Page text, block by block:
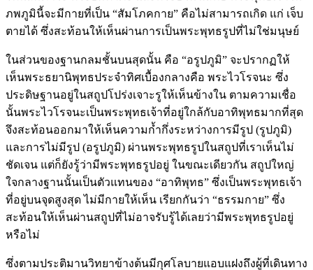
ภพภูมินี้จะมีกายที่เป็น “สัมโภคกาย” คือไม่สามารถเกิด แก่ เจ็บ
ตายได้ ซึ่งสะท้อนให้เห็นผ่านการเป็นพระพุทธรูปที่ไม่ใช่มนุษย์
ในส่วนของฐานกลมชั้นบนสุดนั้น คือ “อรูปภูมิ” จะปรากฏให้
เห็นพระธยานิพุทธประจำทิศเบื้องกลางคือ พระไวโรจนะ ซึ่ง
ประดิษฐานอยู่ในสถูปโปร่งเจาะรูให้เห็นข้างใน ตามความเชื่อ
นั้นพระไวโรจนะเป็นพระพุทธเจ้าที่อยู่ใกล้กับอาทิพุทธมากที่สุด
จึงสะท้อนออกมาให้เห็นความก้ำกึ่งระหว่างการมีรูป (รูปภูมิ)
และการไม่มีรูป (อรูปภูมิ) ผ่านพระพุทธรูปในสถูปที่เราเห็นไม่
ชัดเจน แต่ก็ยังรู้ว่ามีพระพุทธรูปอยู่ ในขณะเดียวกัน สถูปใหญ่
ใจกลางฐานนั้นเป็นตัวแทนของ “อาทิพุทธ” ซึ่งเป็นพระพุทธเจ้า
ที่อยู่บนจุดสูงสุด ไม่มีกายให้เห็น เรียกกันว่า “ธรรมกาย” ซึ่ง
สะท้อนให้เห็นผ่านสถูปที่ไม่อาจรับรู้ได้เลยว่ามีพระพุทธรูปอยู่
หรือไม่
ซึ่งตามประติมานวิทยาข้างต้นมีกุศโลบายแอบแฝงถึงผู้ที่เดินทาง